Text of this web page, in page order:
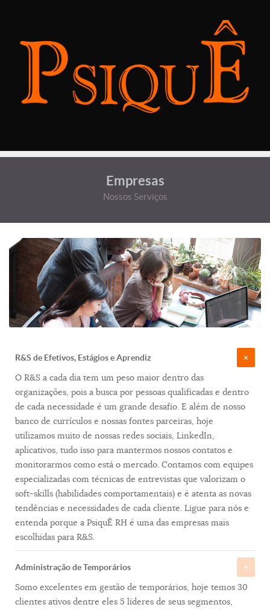
Empresas
Nossos Serviços
R&S de Efetivos, Estágios e Aprendiz
O R&S a cada dia tem um peso maior dentro das
organizações, pois a busca por pessoas qualificadas e dentro
de cada necessidade é um grande desafio. E além de nosso
banco de currículos e nossas fontes parceiras, hoje
utilizamos muito de nossas redes sociais, LinkedIn,
aplicativos, tudo isso para mantermos nossos contatos e
monitorarmos como está o mercado. Contamos com equipes
especializadas com técnicas de entrevistas que valorizam o
soft-skills (habilidades comportamentais) e é atenta as novas
tendências e necessidades de cada cliente. Ligue para nós e
entenda porque a PsiquÊ RH é uma das empresas mais
escolhidas para R&S.
Administração de Temporários
Somo excelentes em gestão de temporários, hoje temos 30
clientes ativos dentre eles 5 líderes de seus segmentos,